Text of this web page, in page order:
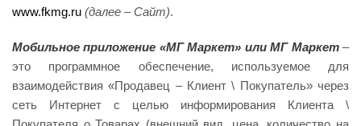
www.fkmg.ru (далее – Сайт).
Мобильное приложение «МГ Маркет» или МГ Маркет –
это программное обеспечение, используемое для
взаимодействия «Продавец – Клиент \ Покупатель» через
сеть Интернет с целью информирования Клиента \